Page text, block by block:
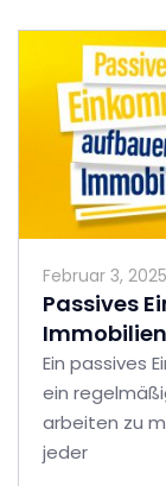
Februar 3, 2025
Passives
Immobilien
Ein passives
ein
arbeiten zu
jeder